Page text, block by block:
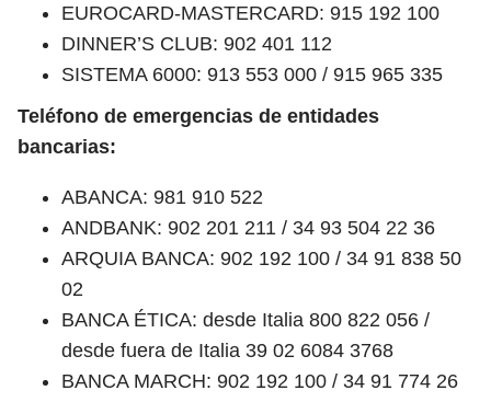
EUROCARD-MASTERCARD: 915 192 100
DINNER’S CLUB: 902 401 112
SISTEMA 6000: 913 553 000 / 915 965 335
Teléfono de emergencias de entidades
bancarias:
ABANCA: 981 910 522
ANDBANK: 902 201 211 / 34 93 504 22 36
ARQUIA BANCA: 902 192 100 / 34 91 838 50
02
BANCA ÉTICA: desde Italia 800 822 056 /
desde fuera de Italia 39 02 6084 3768
BANCA MARCH: 902 192 100 / 34 91 774 26